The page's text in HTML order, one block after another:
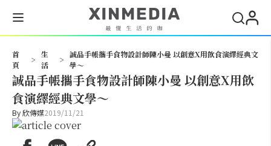
首
頁
>
生
活
>
誠品手帳攜手食物設計師陳小曼 以創意X用飲食演繹經典文
學～
誠品手帳攜手食物設計師陳小曼 以創意X用飲
食演繹經典文學～
By欣傳媒2019/11/21